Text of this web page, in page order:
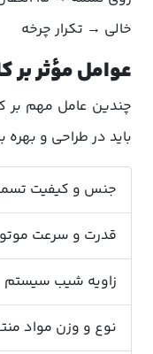
خالی → تکرار چرخه
عوامل مؤثر بر
چندین عامل مهم بر
باید در طراحی و بهره
جنس و کیفیت
قدرت و سرعت
زاویه شیب سیستم
نوع و وزن مواد